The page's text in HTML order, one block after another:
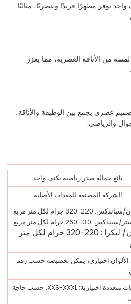
يوفر مظهرًا فريدًا وعصريًا، مثاليًا
من الأناقة العصرية، مما يعزز
عصري يجمع بين الوظيفة والأناقة،
والرياضي.
بائع حمالة صدر رياضية بكتف واحد
الشركة المصنعة للمعدات الأصلية
220-320 جرام لكل متر مربع
130-260 جرام لكل متر مربع
ليكرا :
220-320 جرام لكل متر
الألوان اختياري، يمكن تخصيصه حسب رقم
مقاسات متعددة اختيارية: XXS-XXXL. حسب حاجة